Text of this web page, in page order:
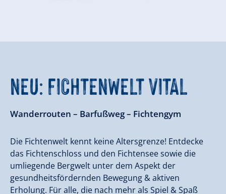
NEU: FICHTENWELT VITAL
Wanderrouten – Barfußweg – Fichtengym
Die Fichtenwelt kennt keine Altersgrenze! Entdecke
das Fichtenschloss und den Fichtensee sowie die
umliegende Bergwelt unter dem Aspekt der
gesundheitsfördernden Bewegung & aktiven
Erholung. Für alle, die nach mehr als Spiel & Spaß